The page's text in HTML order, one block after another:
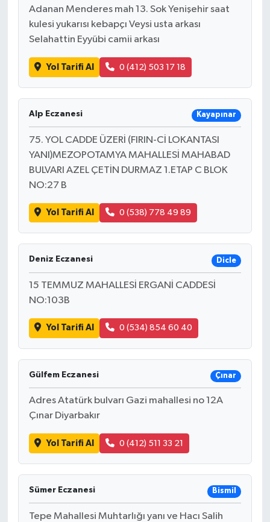
Adanan Menderes mah 13. Sok Yenişehir saat
kulesi yukarısı kebapçı Veysi usta arkası
Selahattin Eyyübi camii arkası
Yol Tarifi Al 0 (412) 503 17 18
Alp Eczanesi Kayapınar
75. YOL CADDE ÜZERİ (FIRIN-Cİ LOKANTASI
YANI)MEZOPOTAMYA MAHALLESİ MAHABAD
BULVARI AZEL ÇETİN DURMAZ 1.ETAP C BLOK
NO:27 B
Yol Tarifi Al 0 (538) 778 49 89
Deniz Eczanesi Dicle
15 TEMMUZ MAHALLESİ ERGANİ CADDESİ
NO:103B
Yol Tarifi Al 0 (534) 854 60 40
Gülfem Eczanesi Çınar
Adres Atatürk bulvarı Gazi mahallesi no 12A
Çınar Diyarbakır
Yol Tarifi Al 0 (412) 511 33 21
Sümer Eczanesi Bismil
Tepe Mahallesi Muhtarlığı yanı ve Hacı Salih